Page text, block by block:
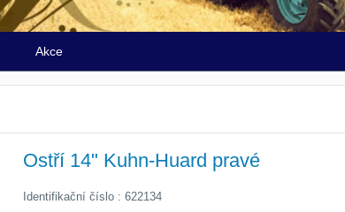
Akce
Ostří 14" Kuhn-Huard pravé
Identifikační číslo : 622134